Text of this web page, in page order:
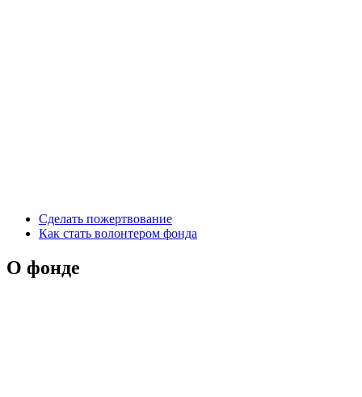
Сделать пожертвование
Как стать волонтером фонда
О фонде